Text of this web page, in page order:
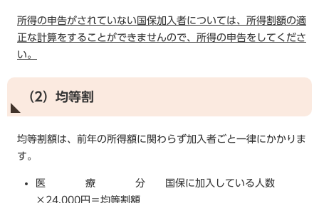
所得の申告がされていない国保加入者については、所得割額の適
正な計算をすることができませんので、所得の申告をしてくださ
い。
（2）均等割
均等割額は、前年の所得額に関わらず加入者ごと一律にかかりま
す。
医 療 分 国保に加入している人数
×24,000円＝均等割額